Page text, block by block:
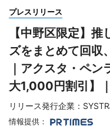
プレスリリース
【中野区限定】
ズをまとめて回収
｜アクスタ・ペ
大1,000円割引】
リリース発行企業：
情報提供：